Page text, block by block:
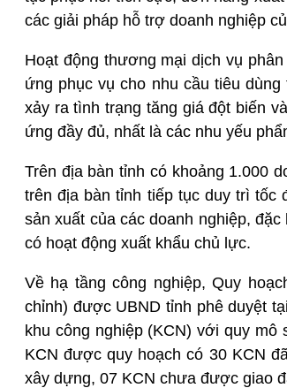
các giải pháp hỗ trợ doanh nghiệp
Hoạt động thương mại dịch vụ
ứng phục vụ cho nhu cầu tiêu
xảy ra tình trạng tăng giá đột biến
ứng đầy đủ, nhất là các nhu yếu
Trên địa bàn tỉnh có khoảng 1.000
trên địa bàn tỉnh tiếp tục duy trì
sản xuất của các doanh nghiệp,
có hoạt động xuất khẩu chủ lực.
Về hạ tầng công nghiệp, Quy
chỉnh) được UBND tỉnh phê duyệt
khu công nghiệp (KCN) với quy
KCN được quy hoạch có 30 KCN
xây dựng, 07 KCN chưa được giao